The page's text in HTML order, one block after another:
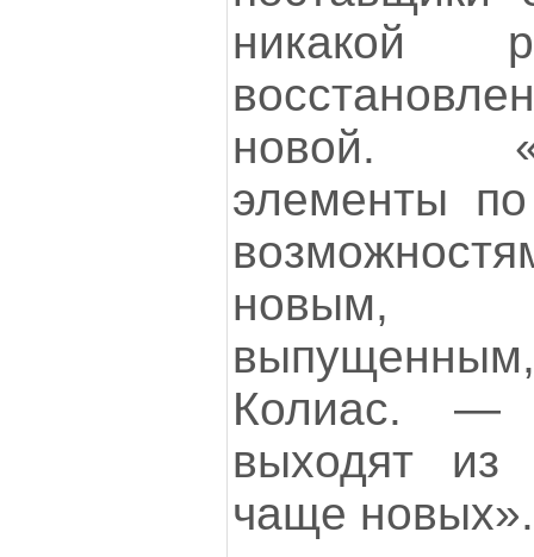
никакой
новой.
элементы
новым,
Колиас. —
выходят из
чаще новых».